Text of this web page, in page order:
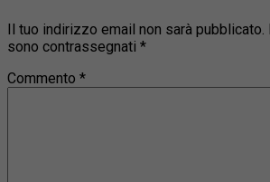
Il tuo indirizzo email non sarà pubblicato.
sono contrassegnati *
Commento *